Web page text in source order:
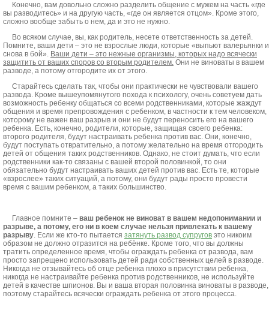
Конечно, вам довольно сложно разделить общение с мужем на часть «где
вы разводитесь» и на другую часть, «где он является отцом». Кроме этого,
сложно вообще забыть о нем, да и это не нужно.
Во всяком случае, вы, как родитель, несете ответственность за детей.
Помните, ваши дети – это не взрослые люди, которые «выпьют валерьянки и
снова в бой». Ваши дети – это нежные организмы, которых надо всячески
защитить от ваших споров со вторым родителем. Они не виноваты в вашем
разводе, а потому отгородите их от этого.
Старайтесь сделать так, чтобы они практически не чувствовали вашего
развода. Кроме вышеупомянутого похода к психологу, очень советуем дать
возможность ребенку общаться со всеми родственниками, которые жаждут
общения и время препровождения с ребенком, в частности к тем человеком,
которому не важен ваш разрыв и они не будут переносить его на вашего
ребенка. Есть, конечно, родители, которые, защищая своего ребенка:
второго родителя, будут настраивать ребенка против вас. Они, конечно,
будут поступать отвратительно, а потому желательно на время отгородить
детей от общения таких родственников. Однако, не стоит думать, что если
родственники как-то связаны с вашей второй половинкой, то они
обязательно будут настраивать ваших детей против вас. Есть те, которые
«взрослее» таких ситуаций, а потому, они будут рады просто провести
время с вашим ребенком, а таких большинство.
Главное помните – ваш ребенок не виноват в вашем недопонимании и
разрыве, а потому, его ни в коем случае нельзя привлекать к вашему
разрыву. Если же кто-то пытается затянуть развод супругов это никоим
образом не должно отразится на ребёнке. Кроме того, что вы должны
тратить определенное время, чтобы ограждать ребенка от развода, вам
просто запрещено использовать детей ради собственных целей в разводе.
Никогда не отзывайтесь об отце ребенка плохо в присутствии ребенка,
никогда не настраивайте ребенка против родственников, не используйте
детей в качестве шпионов. Вы и ваша вторая половинка виноваты в разводе,
поэтому старайтесь всячески ограждать ребенка от этого процесса.